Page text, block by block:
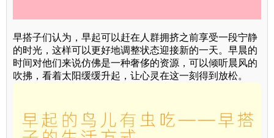
早搭子们认为，早起可以赶在人群拥挤之前享受一段宁静
的时光，这样可以更好地调整状态迎接新的一天。早晨的
时间对他们来说仿佛是一种奢侈的资源，可以倾听晨风的
吹拂，看着太阳缓缓升起，让心灵在这一刻得到放松。